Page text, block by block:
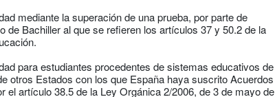
mediante la superación de una prueba, por parte de
de Bachiller al que se refieren los artículos 37 y 50.2 de la
para estudiantes procedentes de sistemas educativos de
otros Estados con los que España haya suscrito Acuerdos
el artículo 38.5 de la Ley Orgánica 2/2006, de 3 de mayo de